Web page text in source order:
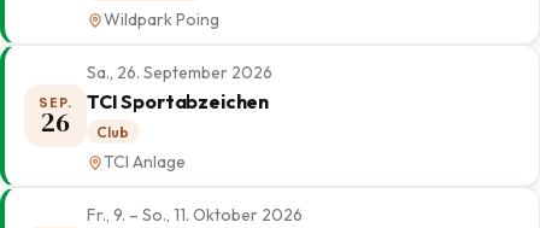
Wildpark Poing
SEP.
26
Sa., 26. September 2026
TCI Sportabzeichen
Club
TCI Anlage
Fr., 9. – So., 11. Oktober 2026